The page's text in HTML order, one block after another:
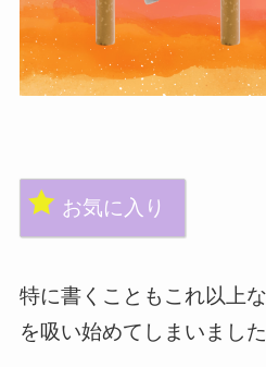
お気に入り
特に書くこともこれ以上
を吸い始めてしまいました